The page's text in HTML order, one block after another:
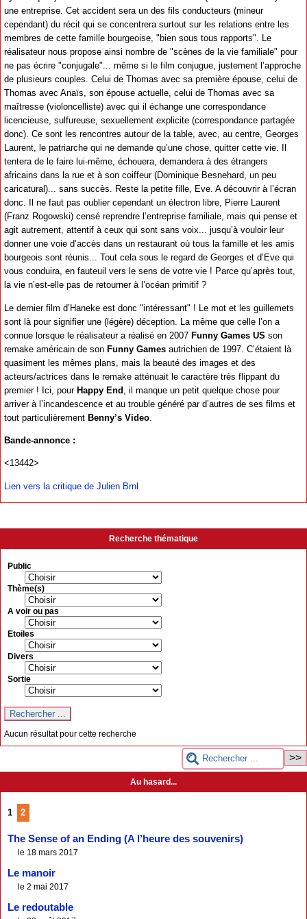
une entreprise. Cet accident sera un des fils conducteurs (mineur
cependant) du récit qui se concentrera surtout sur les relations entre les
membres de cette famille bourgeoise, "bien sous tous rapports". Le
réalisateur nous propose ainsi nombre de "scènes de la vie familiale" pour
ne pas écrire "conjugale"... même si le film conjugue, justement l’approche
de plusieurs couples. Celui de Thomas avec sa première épouse, celui de
Thomas avec Anaïs, son épouse actuelle, celui de Thomas avec sa
maîtresse (violoncelliste) avec qui il échange une correspondance
licencieuse, sulfureuse, sexuellement explicite (correspondance partagée
donc). Ce sont les rencontres autour de la table, avec, au centre, Georges
Laurent, le patriarche qui ne demande qu’une chose, quitter cette vie. Il
tentera de le faire lui-même, échouera, demandera à des étrangers
africains dans la rue et à son coiffeur (Dominique Besnehard, un peu
caricatural)... sans succès. Reste la petite fille, Eve. A découvrir à l’écran
donc. Il ne faut pas oublier cependant un électron libre, Pierre Laurent
(Franz Rogowski) censé reprendre l’entreprise familiale, mais qui pense et
agit autrement, attentif à ceux qui sont sans voix... jusqu’à vouloir leur
donner une voie d’accès dans un restaurant où tous la famille et les amis
bourgeois sont réunis... Tout cela sous le regard de Georges et d’Eve qui
vous conduira, en fauteuil vers le sens de votre vie ! Parce qu’après tout,
la vie n’est-elle pas de retourner à l’océan primitif ?
Le dernier film d’Haneke est donc "intéressant" ! Le mot et les guillemets
sont là pour signifier une (légère) déception. La même que celle l’on a
connue lorsque le réalisateur a réalisé en 2007 Funny Games US son
remake américain de son Funny Games autrichien de 1997. C’étaient là
quasiment les mêmes plans, mais la beauté des images et des
acteurs/actrices dans le remake atténuait le caractère très flippant du
premier ! Ici, pour Happy End , il manque un petit quelque chose pour
arriver à l’incandescence et au trouble généré par d’autres de ses films et
tout particulièrement Benny’s Video
Bande-annonce :
<13442>
Lien vers la critique de Julien Brnl
Recherche thématique
Public
Thème(s)
A voir ou pas
Etoiles
Divers
Sortie
Aucun résultat pour cette recherche
Au hasard...
1 2
The Sense of an Ending (A l’heure des souvenirs)
le 18 mars 2017
Le manoir
le 2 mai 2017
Le redoutable